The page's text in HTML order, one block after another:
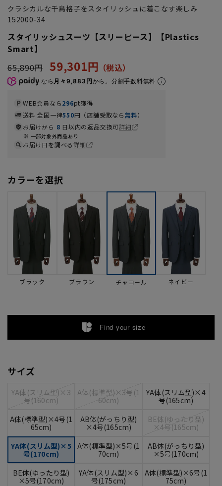
クラシカルな千鳥格子をスタイリッシュに着こなす楽しみ
152000-34
スタイリッシュスーツ【スリーピース】【Plastics
Smart】
65,890円 59,301円
なら 月々9,883円から。分割手数料無料
WEB会員なら296pt獲得
送料 全国一律550円（店舗受取なら無料）
お届けから 8 日以内の返品交換可詳細
一部対象外商品あり
お届け日を調べる詳細
カラーを選択
ブラック ブラウン チャコール ネイビー
Find your size
サイズ
YA体(スリム型)×3
号(160cm)
A体(標準型)×3号(1
60cm)
YA体(スリム型)×4
号(165cm)
A体(標準型)×4号(1
65cm)
AB体(がっちり型)
×4号(165cm)
BE体(ゆったり型)
×4号(165cm)
YA体(スリム型)×5
号(170cm)
A体(標準型)×5号(1
70cm)
AB体(がっちり型)
×5号(170cm)
BE体(ゆったり型)
×5号(170cm)
YA体(スリム型)×6
号(175cm)
A体(標準型)×6号(1
75cm)